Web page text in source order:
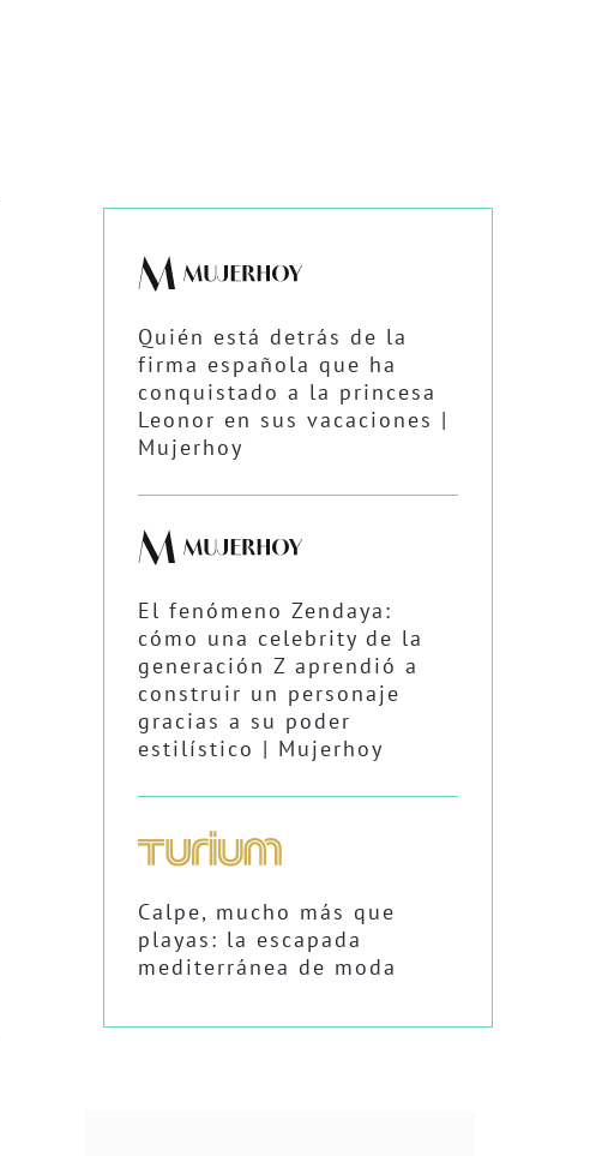
Quién está detrás de la
firma española que ha
conquistado a la princesa
Leonor en sus vacaciones |
Mujerhoy
El fenómeno Zendaya:
cómo una celebrity de la
generación Z aprendió a
construir un personaje
gracias a su poder
estilístico | Mujerhoy
Calpe, mucho más que
playas: la escapada
mediterránea de moda